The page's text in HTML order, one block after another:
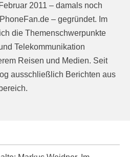
2011 – damals noch
– gegründet. Im
die Themenschwerpunkte
Telekommunikation
Reisen und Medien. Seit
ausschließlich Berichten aus